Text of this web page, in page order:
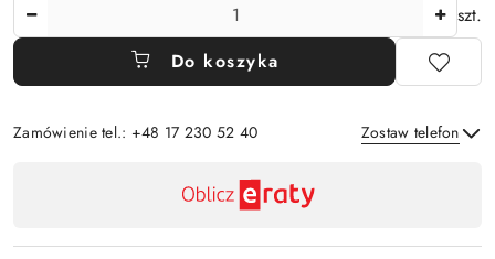
szt.
Do koszyka
Zamówienie tel.: +48 17 230 52 40 Zostaw telefon
płatność